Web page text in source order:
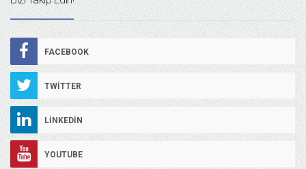
FACEBOOK
TWITTER
LINKEDIN
YOUTUBE